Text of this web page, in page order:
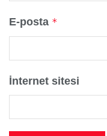
E-posta *
İnternet sitesi